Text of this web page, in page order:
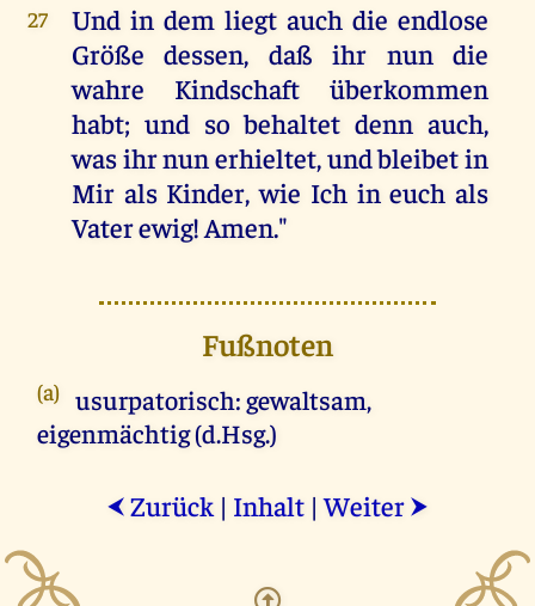
27
Und in dem liegt auch die endlose
Größe dessen, daß ihr nun die
wahre Kindschaft überkommen
habt; und so behaltet denn auch,
was ihr nun erhieltet, und bleibet in
Mir als Kinder, wie Ich in euch als
Vater ewig! Amen."
Fußnoten
(a) usurpatorisch: gewaltsam,
eigenmächtig (d.Hsg.)
⮜ Zurück | Inhalt |Weiter ⮞